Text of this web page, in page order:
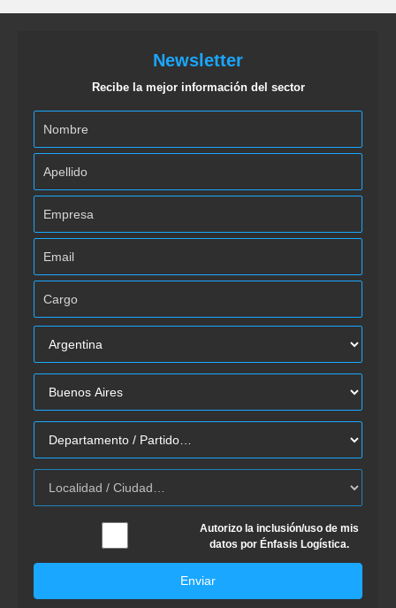
Newsletter
Recibe la mejor información del sector
Autorizo la inclusión/uso de mis
datos por Énfasis Logística.
Enviar